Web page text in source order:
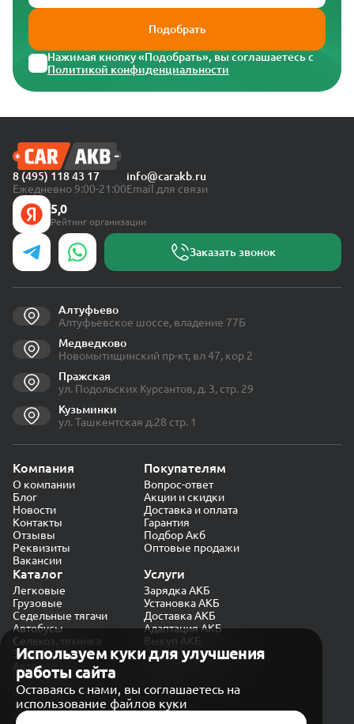
Подобрать
Нажимая кнопку «Подобрать», вы соглашаетесь с
Политикой конфиденциальности
Используем куки для улучшения
работы сайта
Оставаясь с нами, вы соглашаетесь на
использование файлов куки
8 (495) 118 43 17
Ежедневно 9:00-21:00
info@carakb.ru
Email для связи
5,0
Рейтинг организации
Заказать звонок
Алтуфьево
Алтуфьевское шоссе, владение 77Б
Медведково
Новомытищинский пр-кт, вл 47, кор 2
Пражская
ул. Подольских Курсантов, д. 3, стр. 29
Кузьминки
ул. Ташкентская д.28 стр. 1
Компания
О компании
Блог
Новости
Контакты
Отзывы
Реквизиты
Вакансии
Покупателям
Вопрос-ответ
Акции и скидки
Доставка и оплата
Гарантия
Подбор Акб
Оптовые продажи
Каталог
Легковые
Грузовые
Седельные тягачи
Автобусы
Сельхоз. техника
Экскаваторы
Автокраны
Услуги
Зарядка АКБ
Установка АКБ
Доставка АКБ
Адаптация АКБ
Выкуп АКБ
Проверка генератора
Политика конфиденциальности
Обработка персональных данных
Согласие на обработку в «Яндекс.Метрика»
Карта сайта